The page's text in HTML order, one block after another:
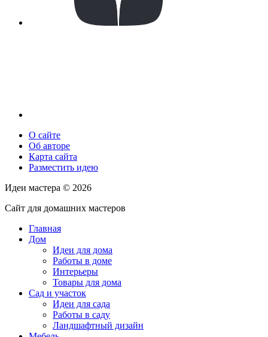
О сайте
Об авторе
Карта сайта
Разместить идею
Идеи мастера © 2026
Сайт для домашних мастеров
Главная
Дом
Идеи для дома
Работы в доме
Интерьеры
Товары для дома
Сад и участок
Идеи для сада
Работы в саду
Ландшафтный дизайн